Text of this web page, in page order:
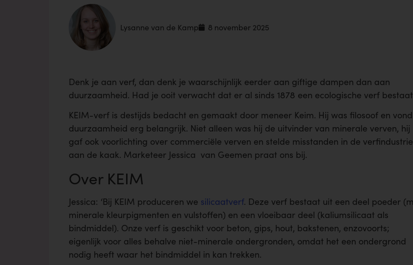
Lysanne van de Kamp 8 november 2025
Denk je aan verf, dan denk je waarschijnlijk eerder aan giftige dampen dan aan
duurzaamheid. Had je ooit verwacht dat er al sinds 1878 een ecologische verf
KEIM-verf is destijds bedacht en gemaakt door meneer Keim. Hij was filosoof en vond
duurzaamheid erg belangrijk. Niet alleen was hij de uitvinder van minerale verven, hij
gaf ook voorlichting over commerciële verven en stelde misstanden in de verfindustrie
aan de kaak. Marketeer Jessica van Geemen praat ons bij.
Over KEIM
Jessica: ‘Bij KEIM produceren we silicaatverf. Deze verf bestaat uit een deel poeder
minerale kleurpigmenten en vulstoffen) en een vloeibaar deel (kaliumsilicaat als
bindmiddel). Onze verf is geschikt voor beton, gips, hout, bakstenen, enzovoorts;
eigenlijk voor alles behalve niet-minerale ondergronden, omdat het een ondergrond
nodig heeft waar het bindmiddel in kan trekken.